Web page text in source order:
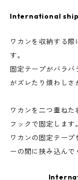
International
ワカンを収納する
す。
固定テープがバラ
がズレたり煩わしさ
ワカンを二つ重ね
フックで固定します。
ワカンの固定テー
ーの間に挟み込んで